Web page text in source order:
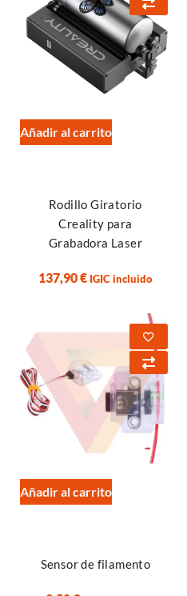
Añadir al carrito
Rodillo Giratorio
Creality para
Grabadora Laser
137,90€ IGIC incluido
Añadir al carrito
Sensor de filamento